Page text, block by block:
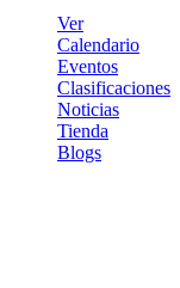
Ver
Calendario
Eventos
Clasificaciones
Noticias
Tienda
Blogs